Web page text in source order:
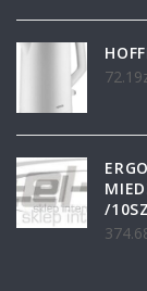
72.19
/